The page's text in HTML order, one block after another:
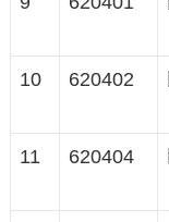
10 620402
11 620404